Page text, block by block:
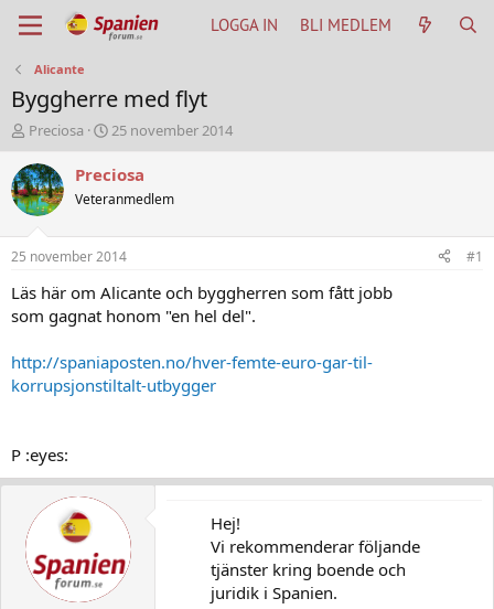
LOGGA IN BLI MEDLEM
Alicante
Byggherre med flyt
T
h
r
e
a
t
a
t
r
Preciosa
S
t
a
t
a
t
u
25 november 2014
Preciosa
Veteranmedlem
25 november 2014 #1
Läs här om Alicante och byggherren som fått jobb
som gagnat honom "en hel del".
http://spaniaposten.no/hver-femte-euro-gar-til-
korrupsjonstiltalt-utbygger
P :eyes:
Hej!
Vi rekommenderar följande
tjänster kring boende och
juridik i Spanien.